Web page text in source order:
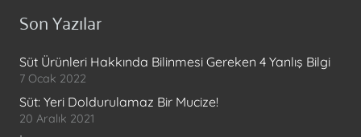
Son Yazılar
Süt Ürünleri Hakkında Bilinmesi Gereken 4 Yanlış Bilgi
7 Ocak 2022
Süt: Yeri Doldurulamaz Bir Mucize!
20 Aralık 2021